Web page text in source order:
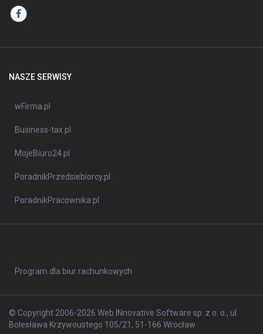
NASZE SERWISY
wFirma.pl
Business-tax.pl
MojeBiuro24.pl
PoradnikPrzedsiebiorcy.pl
PoradnikPracownika.pl
Program dla biur rachunkowych
© Copyright 2006-2026 Web INnovative Software sp. z o. o., ul.
Bolesława Krzywoustego 105/21, 51-166 Wrocław